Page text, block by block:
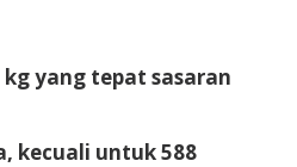
yang tepat sasaran
kecuali untuk 588